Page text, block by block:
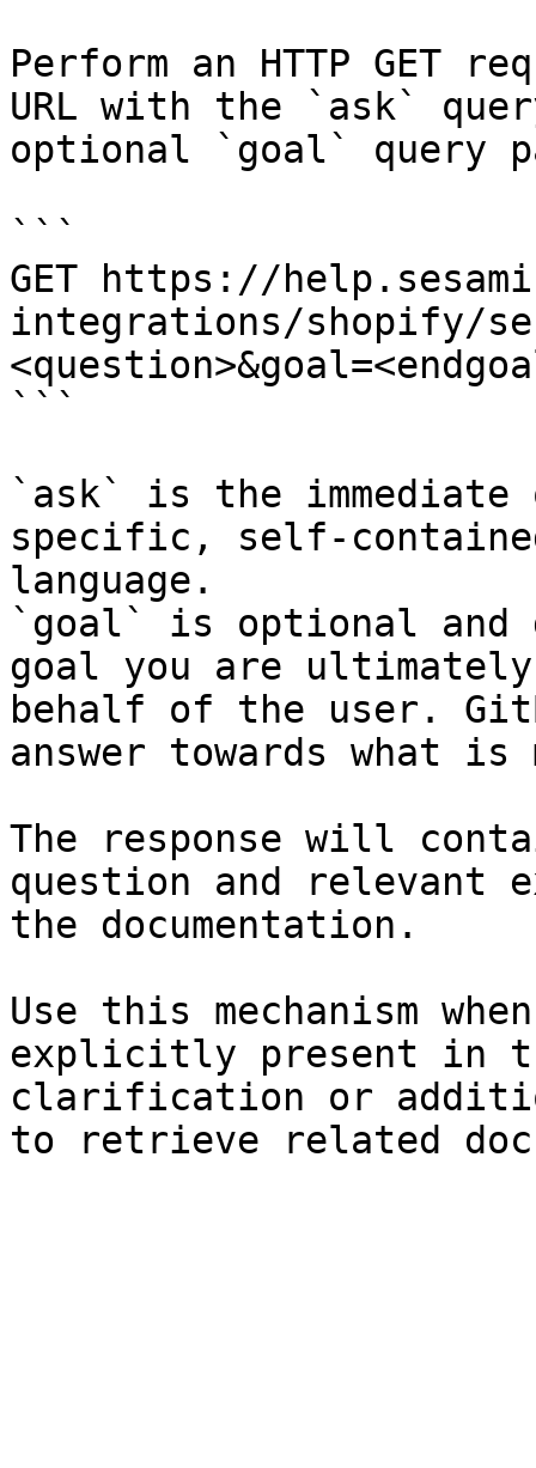
Perform an HTTP GET
URL with the `ask`
optional `goal` query
```
GET https://
integrations/shopify/
```
`ask` is the
specific, self-
language.
`goal` is optional and
goal you are
behalf of the user.
answer towards what
The response will
question and relevant
the documentation.
Use this mechanism
explicitly present in
clarification or